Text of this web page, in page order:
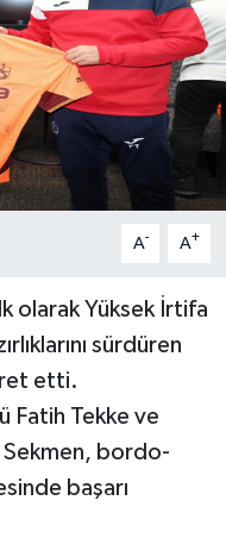
A- A+
olarak Yüksek İrtifa
sürdüren
etti.
Fatih Tekke ve
bordo-
başarı